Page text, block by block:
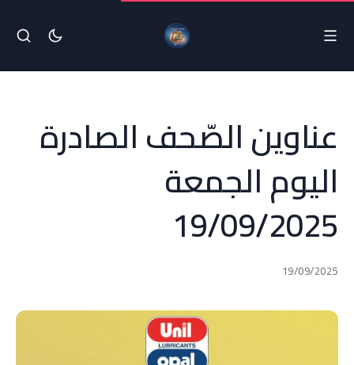
عناوين الصّحف الصادرة
اليوم الجمعة
19/09/2025
19/09/2025